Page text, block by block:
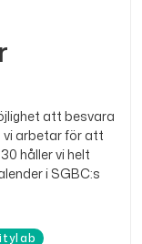
att besvara
arbetar för att
håller vi helt
i SGBC:s